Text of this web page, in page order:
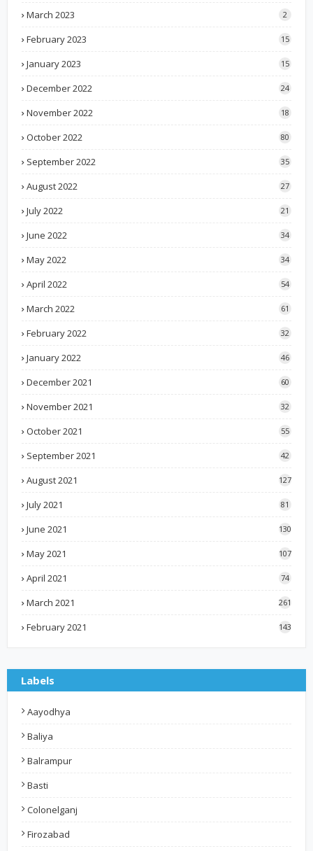
March 2023 2
February 2023 15
January 2023 15
December 2022 24
November 2022 18
October 2022 80
September 2022 35
August 2022 27
July 2022 21
June 2022 34
May 2022 34
April 2022 54
March 2022 61
February 2022 32
January 2022 46
December 2021 60
November 2021 32
October 2021 55
September 2021 42
August 2021 127
July 2021 81
June 2021 130
May 2021 107
April 2021 74
March 2021 261
February 2021 143
Labels
Aayodhya
Baliya
Balrampur
Basti
Colonelganj
Firozabad